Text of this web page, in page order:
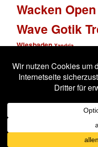
Wacken
Wave Gotik
Wiesbaden Xandria
Impressum